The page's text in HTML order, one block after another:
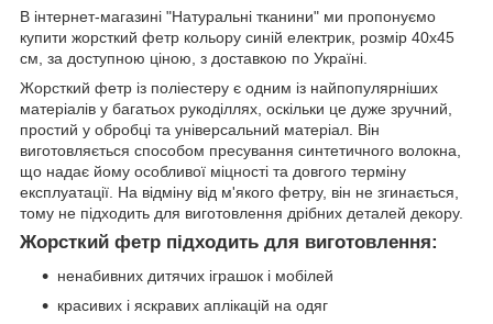
В інтернет-магазині "Натуральні тканини" ми пропонуємо
купити жорсткий фетр кольору синій електрик, розмір 40х45
см, за доступною ціною, з доставкою по Україні.
Жорсткий фетр із поліестеру є одним із найпопулярніших
матеріалів у багатьох рукоділлях, оскільки це дуже зручний,
простий у обробці та універсальний матеріал. Він
виготовляється способом пресування синтетичного волокна,
що надає йому особливої міцності та довгого терміну
експлуатації. На відміну від м'якого фетру, він не згинається,
тому не підходить для виготовлення дрібних деталей декору.
Жорсткий фетр підходить для виготовлення:
ненабивних дитячих іграшок і мобілей
красивих і яскравих аплікацій на одяг